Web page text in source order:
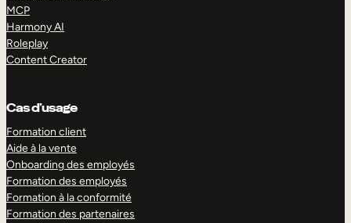
MCP
Harmony AI
Roleplay
Content Creator
Cas d’usage
Formation client
Aide à la vente
Onboarding des employés
Formation des employés
Formation à la conformité
Formation des partenaires